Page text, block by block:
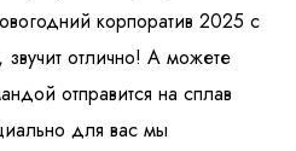
корпоратив 2025 с
отлично! А можете
отправится на сплав
для вас мы